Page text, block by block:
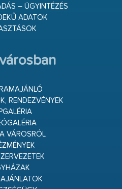
– ÜGYINTÉZÉS
ADATOK
RENDEZVÉNYEK
VÁROSRÓL